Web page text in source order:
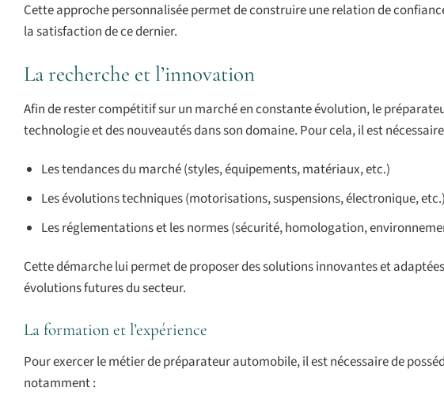
Cette approche personnalisée permet de construire une relation de
la satisfaction de ce dernier.
La recherche et l’innovation
Afin de rester compétitif sur un marché en constante évolution, le
technologie et des nouveautés dans son domaine. Pour cela, il est
Les tendances du marché (styles, équipements, matériaux, etc.)
Les évolutions techniques (motorisations, suspensions, électronique, etc.)
Les réglementations et les normes (sécurité, homologation,
Cette démarche lui permet de proposer des solutions innovantes et
évolutions futures du secteur.
La formation et l’expérience
Pour exercer le métier de préparateur automobile, il est nécessaire de
notamment :